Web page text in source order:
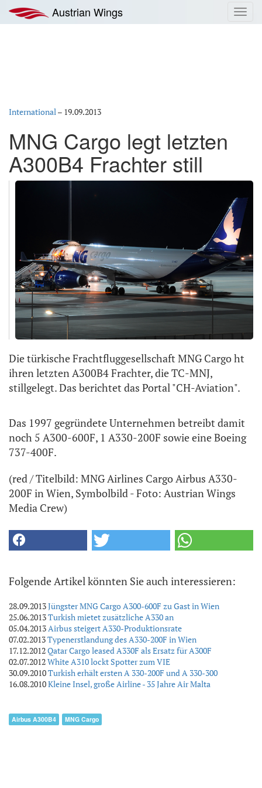
Inhalt
springen
Austrian Wings
International– 19.09.2013
MNG Cargo legt letzten
A300B4 Frachter still
Die türkische Frachtfluggesellschaft MNG Cargo ht
ihren letzten A300B4 Frachter, die TC-MNJ,
stillgelegt. Das berichtet das Portal "CH-Aviation".
Das 1997 gegründete Unternehmen betreibt damit
noch 5 A300-600F, 1 A330-200F sowie eine Boeing
737-400F.
(red / Titelbild: MNG Airlines Cargo Airbus A330-
200F in Wien, Symbolbild - Foto: Austrian Wings
Media Crew)
Folgende Artikel könnten Sie auch interessieren:
28.09.2013Jüngster MNG Cargo A300-600F zu Gast in Wien
25.06.2013Turkish mietet zusätzliche A330 an
05.04.2013 Airbus steigert A330-Produktionsrate
07.02.2013Typenerstlandung des A330-200F in Wien
17.12.2012Qatar Cargo leased A330F als Ersatz für A300F
02.07.2012White A310 lockt Spotter zum VIE
30.09.2010Turkish erhält ersten A 330-200F und A 330-300
16.08.2010Kleine Insel, große Airline - 35 Jahre Air Malta
Airbus A300B4 MNG Cargo